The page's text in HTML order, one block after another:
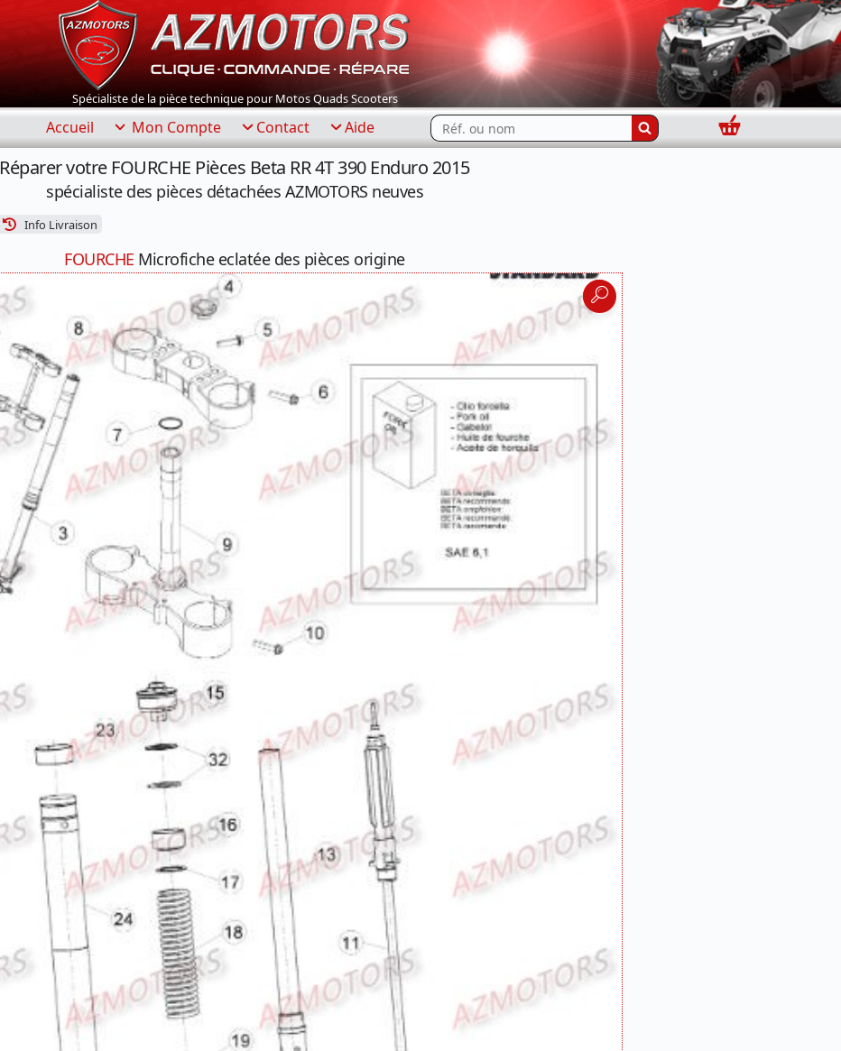
Spécialiste de la pièce technique pour Motos Quads Scooters
Accueil Mon Compte Contact Aide Rechercher...
Panier
Réparer votre FOURCHE Pièces Beta RR 4T 390 Enduro 2015
spécialiste des pièces détachées AZMOTORS neuves
Info Livraison
FOURCHE Microfiche eclatée des pièces origine